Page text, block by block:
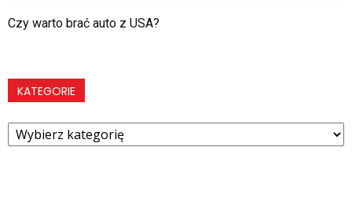
Czy warto brać auto z USA?
KATEGORIE
Kategorie